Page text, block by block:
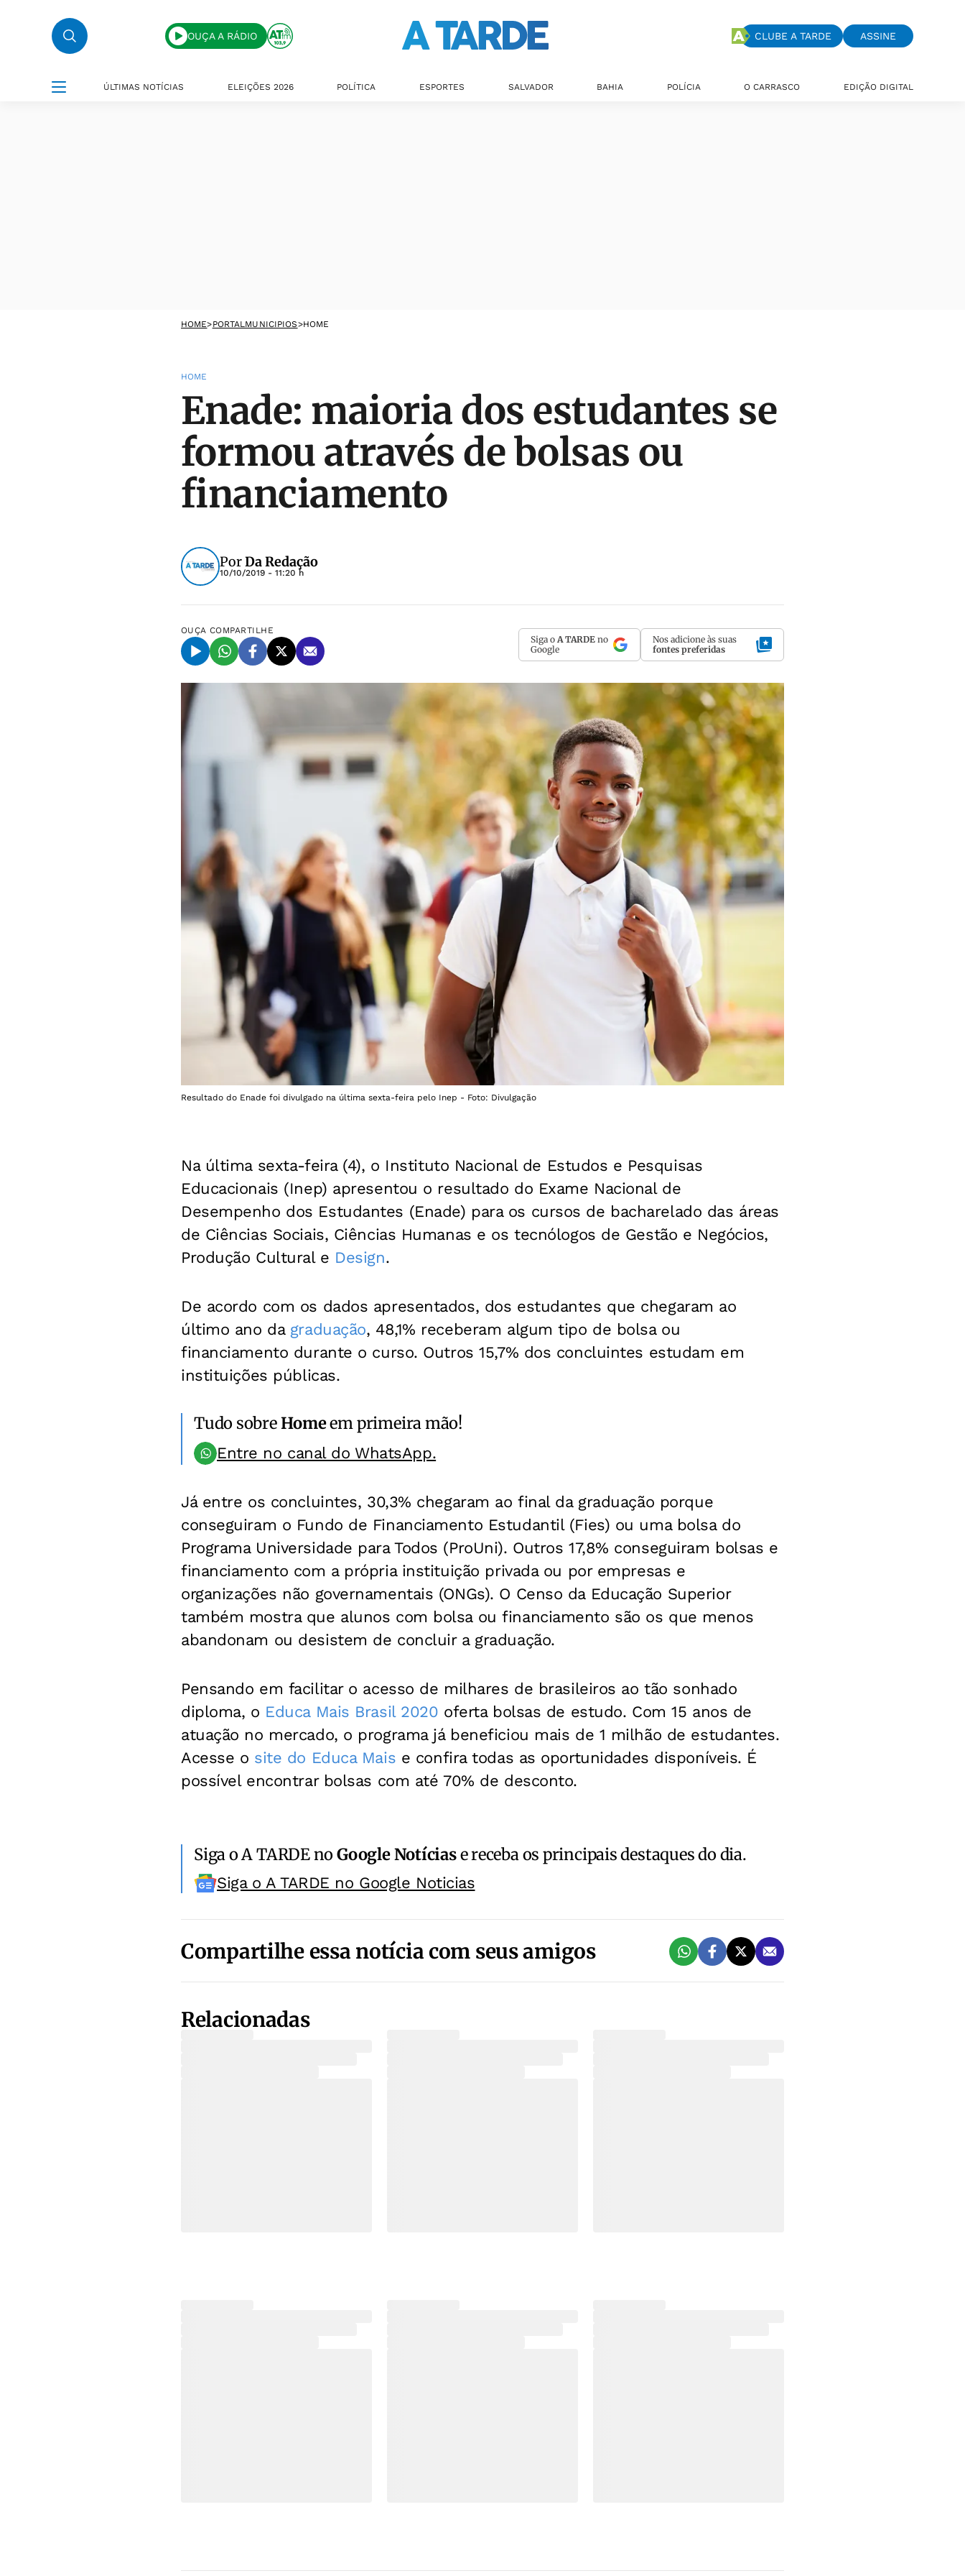
OUÇA A RÁDIO CLUBE A TARDE ASSINE
ÚLTIMAS NOTÍCIAS ELEIÇÕES 2026 POLÍTICA ESPORTES SALVADOR BAHIA POLÍCIA O CARRASCO EDIÇÃO DIGITAL
HOME>PORTALMUNICIPIOS>HOME
HOME
Enade: maioria dos estudantes se
formou através de bolsas ou
financiamento
PorDa Redação
10/10/2019 - 11:20 h
OUÇA COMPARTILHE
Siga o A TARDE no
Google
Nos adicione às suas
fontes preferidas
Resultado do Enade foi divulgado na última sexta-feira pelo Inep - Foto: Divulgação
Na última sexta-feira (4), o Instituto Nacional de Estudos e Pesquisas
Educacionais (Inep) apresentou o resultado do Exame Nacional de
Desempenho dos Estudantes (Enade) para os cursos de bacharelado das áreas
de Ciências Sociais, Ciências Humanas e os tecnólogos de Gestão e Negócios,
Produção Cultural e Design.
De acordo com os dados apresentados, dos estudantes que chegaram ao
último ano da graduação, 48,1% receberam algum tipo de bolsa ou
financiamento durante o curso. Outros 15,7% dos concluintes estudam em
instituições públicas.
Tudo sobreHomeem primeira mão!
Entre no canal do WhatsApp.
Já entre os concluintes, 30,3% chegaram ao final da graduação porque
conseguiram o Fundo de Financiamento Estudantil (Fies) ou uma bolsa do
Programa Universidade para Todos (ProUni). Outros 17,8% conseguiram bolsas e
financiamento com a própria instituição privada ou por empresas e
organizações não governamentais (ONGs). O Censo da Educação Superior
também mostra que alunos com bolsa ou financiamento são os que menos
abandonam ou desistem de concluir a graduação.
Pensando em facilitar o acesso de milhares de brasileiros ao tão sonhado
diploma, o Educa Mais Brasil 2020 oferta bolsas de estudo. Com 15 anos de
atuação no mercado, o programa já beneficiou mais de 1 milhão de estudantes.
Acesse o site do Educa Mais e confira todas as oportunidades disponíveis. É
possível encontrar bolsas com até 70% de desconto.
Siga o A TARDE noGoogle Notíciase receba os principais destaques do dia.
Siga o A TARDE no Google Noticias
Compartilhe essa notícia com seus amigos
Relacionadas